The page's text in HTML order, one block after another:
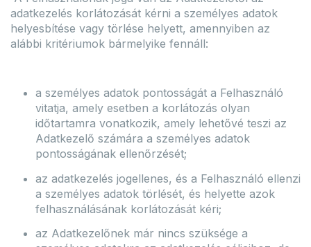
adatkezelés korlátozását kérni a személyes adatok
helyesbítése vagy törlése helyett, amennyiben az
alábbi kritériumok bármelyike fennáll:
a személyes adatok pontosságát a Felhasználó
vitatja, amely esetben a korlátozás olyan
időtartamra vonatkozik, amely lehetővé teszi az
Adatkezelő számára a személyes adatok
pontosságának ellenőrzését;
az adatkezelés jogellenes, és a Felhasználó ellenzi
a személyes adatok törlését, és helyette azok
felhasználásának korlátozását kéri;
az Adatkezelőnek már nincs szüksége a